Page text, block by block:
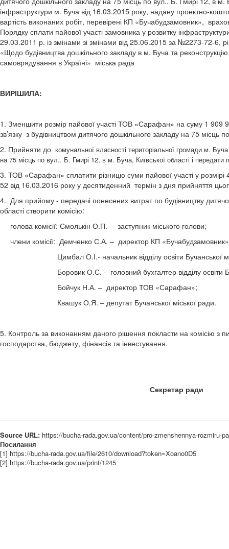
інфраструктури м. Буча від 16.03.2015 року, надану проектно-
вартість виконаних робіт, перевірені КП «Бучабудзамовник»,
Порядку сплати пайової участі замовника у розвитку
29.03.2011 р. із змінами зі змінами від 25.06.2015 за №2273-72-6,
«Щодо будівництва дошкільного закладу в м. Буча та
самоврядування в Україні» міська рада
ВИРІШИЛА:
1. Зменшити розмір пайової участі ТОВ «Сарафан» на суму 1 909
зв’язку з будівництвом дитячого дошкільного закладу на 75 місць
2. Прийняти до комунальної власності територіальної громади м.
на 75 місць по вул.. Б. Гмирі 12, в м. Буча, Київської області і передати
3. ТОВ «Сарафан» сплатити різницю суми пайової участі у
52 від 16.03.2016 року у десятиденний термін з дня прийняття
4. Для прийому - передачі понесених витрат по будівництву
області створити комісію:
голова комісії: Смолькін О.П. – заступник міського голови;
члени комісії: Демченко С.А. – директор КП
Цимбал О.І.- начальник відділу освіти Бучанської
Боровик О.С. - головний бухгалтер відділу освіти
Бойчук Н.А. – директор ТОВ «Сарафан»;
Квашук О.Я. – депутат Бучанської міської ради.
5. Контроль за виконанням даного рішення покласти на комісію з
господарства, бюджету, фінансів та інвестування.
Секретар
Source URL: https://bucha-rada.gov.ua/content/pro-zmenshennya-rozmiru-
Посилання
[1] https://bucha-rada.gov.ua/file/2610/download?token=Xoano0D5
[2] https://bucha-rada.gov.ua/print/1245